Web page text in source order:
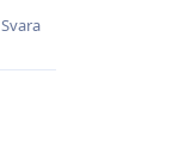
Svara